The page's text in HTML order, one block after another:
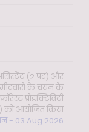
(2 पद) और
के चयन के
प्रोडक्टिविटी
को आयोजित किया
- 03 Aug 2026